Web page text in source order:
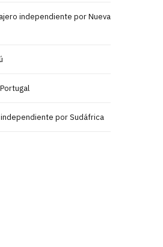
independiente por Nueva
por Sudáfrica